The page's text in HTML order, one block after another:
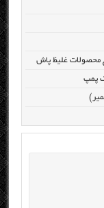
محصولات غلیظ پاش
پمپ